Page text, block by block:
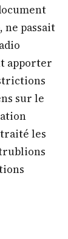
ne passait
apporter
sur le
les